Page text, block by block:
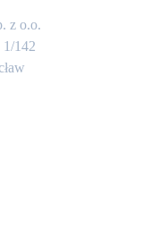
z o.o.
142